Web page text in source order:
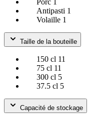
Antipasti 1
Volaille 1
Taille de la bouteille
150 cl 11
75 cl 11
300 cl 5
37.5 cl 5
Capacité de stockage